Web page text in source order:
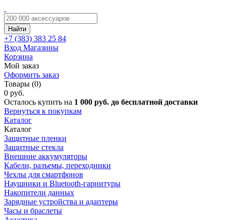
Найти
+7 (383) 383 25 84
Вход Магазины
Корзина
Мой заказ
Оформить заказ
Товары (0)
0 руб.
Осталось купить на 1 000 руб. до бесплатной доставки
Вернуться к покупкам
Каталог
Каталог
Защитные пленки
Защитные стекла
Внешние аккумуляторы
Кабели, разъемы, переходники
Чехлы для смартфонов
Наушники и Bluetooth-гарнитуры
Накопители данных
Зарядные устройства и адаптеры
Часы и браслеты